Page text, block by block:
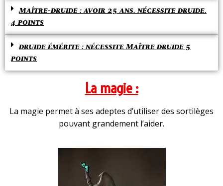
Maître-druide : avoir 25 ans. nécessite druide.
4 points
druide émérite : nécessite Maître druide 5
points
La magie :
La magie permet à ses adeptes d’utiliser des sortilèges
pouvant grandement l’aider.